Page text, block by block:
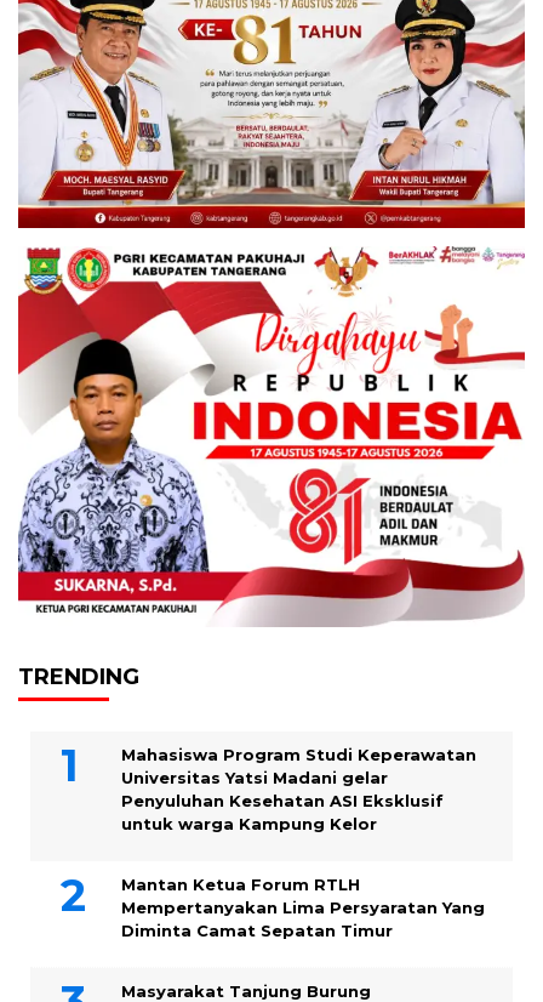
TRENDING
Mahasiswa Program Studi Keperawatan
Universitas Yatsi Madani gelar
Penyuluhan Kesehatan ASI Eksklusif
untuk warga Kampung ‎Kelor
Mantan Ketua Forum RTLH
Mempertanyakan Lima Persyaratan Yang
Diminta Camat Sepatan Timur
Masyarakat Tanjung Burung